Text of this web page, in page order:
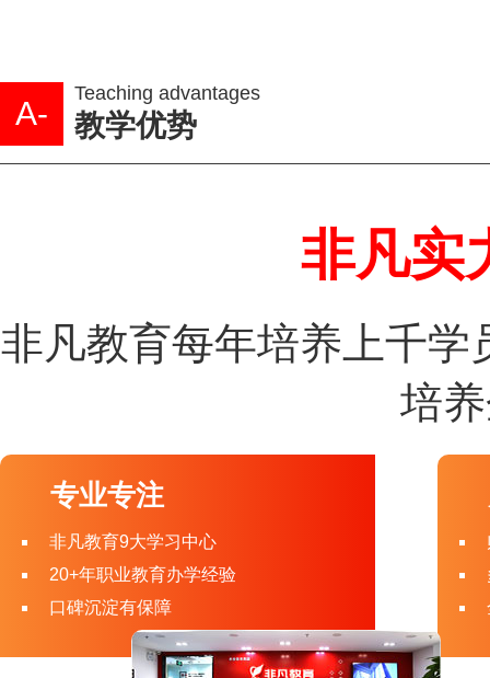
A-
Teaching advantages
教学优势
非凡实
非凡教育每年培养上千
培
专业专注
非凡教育9大学习中心
20+年职业教育办学经验
口碑沉淀有保障